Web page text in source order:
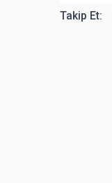
Takip Et: